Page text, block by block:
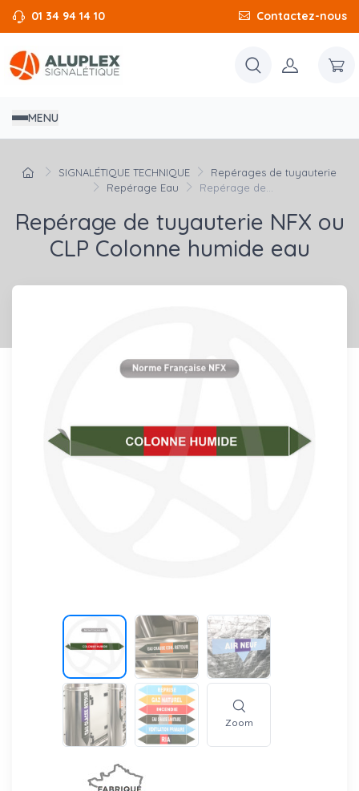
01 34 94 14 10 Contactez-nous
MENU
SIGNALÉTIQUE TECHNIQUE
Repérages de tuyauterie
Repérage Eau
Repérage de...
Repérage de tuyauterie NFX ou
CLP Colonne humide eau
Zoom